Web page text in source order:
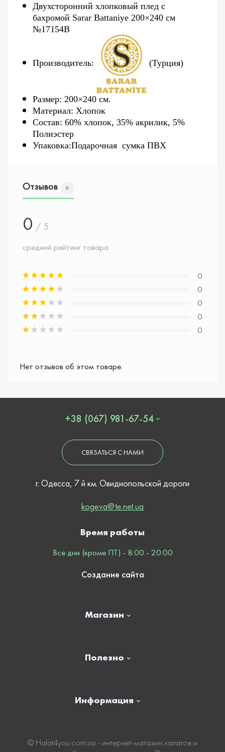
Двухсторонний хлопковый плед с
бахромой Sarar Battaniye 200×240 см
№17154B
Производитель: (Турция)
Размер: 200×240 см.
Материал: Хлопок
Состав: 60% хлопок, 35% акрилик, 5%
Полиэстер
Упаковка:Подарочная сумка ПВХ
Отзывов 0
0 / 5
средний рейтинг товара
0
0
0
0
0
Нет отзывов об этом товаре.
+38 (067) 981-67-54
СВЯЗАТЬСЯ С НАМИ
г. Одесса, 7 й км. Овидиопольской дороги
kogeva@te.net.ua
Магазин
Полезно
Информация
Время работы
Все дни (кроме ПТ) - 8:00 - 20:00
Создание сайта
© Нalat4you.com.ua - интернет-магазин халатов и